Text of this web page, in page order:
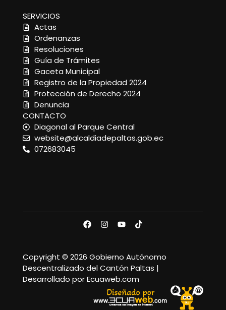
SERVICIOS
Actas
Ordenanzas
Resoluciones
Guía de Trámites
Gaceta Municipal
Registro de la Propiedad 2024
Protección de Derecho 2024
Denuncia
CONTACTO
Diagonal al Parque Central
website@alcaldiadepaltas.gob.ec
072683045
Copyright © 2026 Gobierno Autónomo
Descentralizado del Cantón Paltas |
Desarrollado por Ecuaweb.com